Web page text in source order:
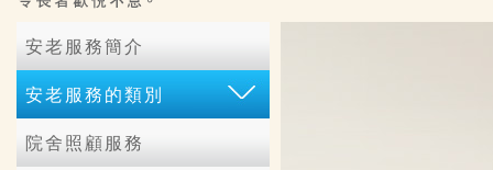
安老服務簡介
安老服務的類別
院舍照顧服務